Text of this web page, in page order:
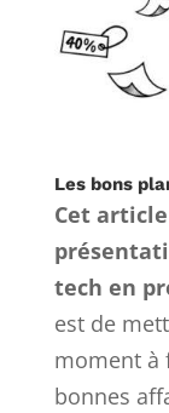
Les bons
Cet
tech en
est de
moment à
bonnes